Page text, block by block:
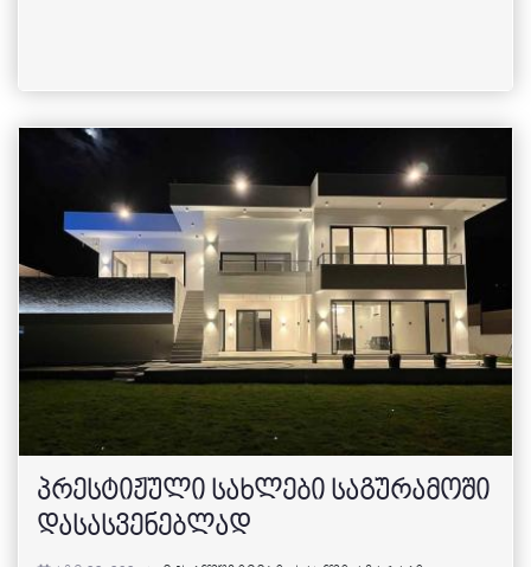
პრესტიჟული სახლები საგურამოში
დასასვენებლად